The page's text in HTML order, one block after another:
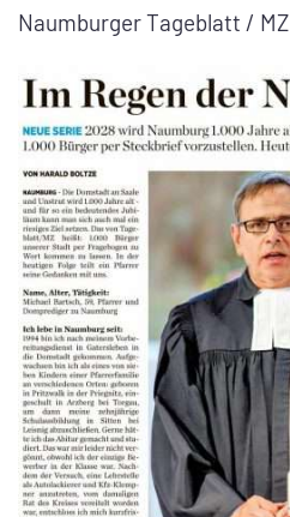
Naumburger Tageblatt / MZ